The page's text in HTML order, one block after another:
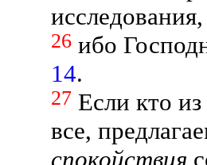
26 ибо
14.
27 Если кто
все,
спокойствия